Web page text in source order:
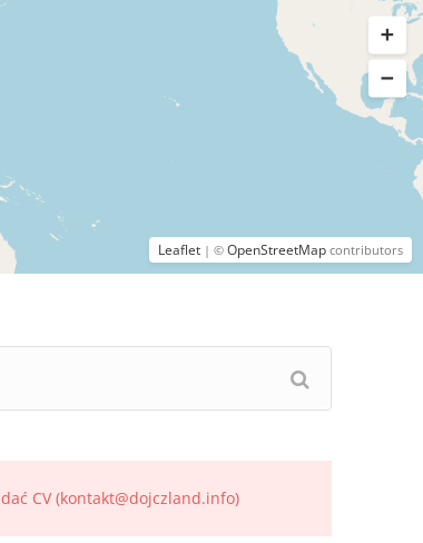
Leaflet | © OpenStreetMap contributors
CV (kontakt@dojczland.info)